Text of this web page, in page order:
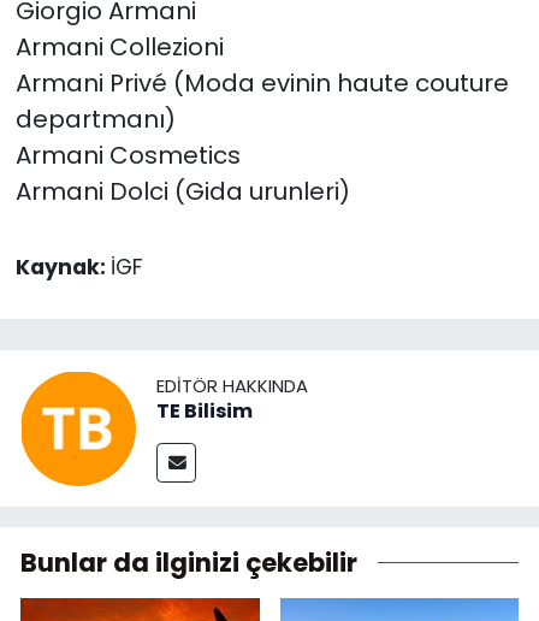
Giorgio Armani
Armani Collezioni
Armani Privé (Moda evinin haute couture
departmanı)
Armani Cosmetics
Armani Dolci (Gida urunleri)
Kaynak: İGF
EDITÖR HAKKINDA
TE Bilisim
Bunlar da ilginizi çekebilir